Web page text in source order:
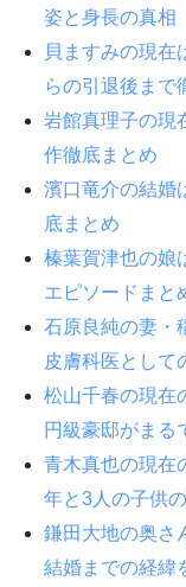
姿と身長の真相
貝ますみの現在
らの引退後まで
岩館真理子の現
作徹底まとめ
濱口竜介の結婚
底まとめ
榛葉賀津也の娘
エピソードまと
石原良純の妻・
皮膚科医として
松山千春の現在
円級豪邸がまる
青木真也の現在
年と3人の子供
鎌田大地の奥さ
結婚までの経緯